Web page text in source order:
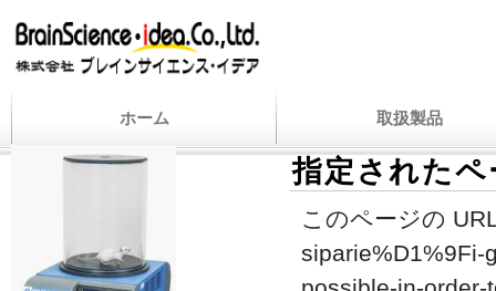
ホーム 取扱製品
指定された
このページの
siparie%D1%9Fi-